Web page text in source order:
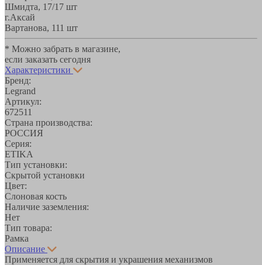
Шмидта, 17/1 7 шт
г.Аксай
Вартанова, 111 шт
* Можно забрать в магазине,
если заказать сегодня
Характеристики
Бренд:
Legrand
Артикул:
672511
Страна производства:
РОССИЯ
Серия:
ETIKA
Тип установки:
Скрытой установки
Цвет:
Слоновая кость
Наличие заземления:
Нет
Тип товара:
Рамка
Описание
Применяется для скрытия и украшения механизмов